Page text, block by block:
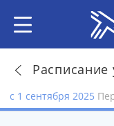
Расписание
с 1 сентября 2025